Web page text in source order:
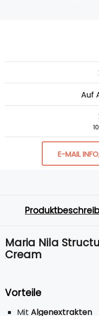
Auf
E-MAIL
Maria Nila
Cream
Vorteile
Mit Algenextrakten